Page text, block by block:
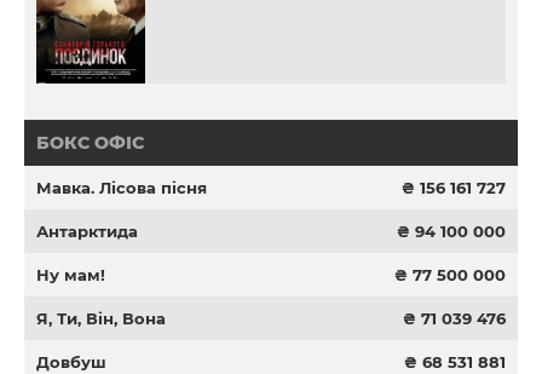
БОКС ОФІС
Мавка. Лісова пісня ₴ 156 161 727
Антарктида ₴ 94 100 000
Ну мам! ₴ 77 500 000
Я, Ти, Він, Вона ₴ 71 039 476
Довбуш ₴ 68 531 881